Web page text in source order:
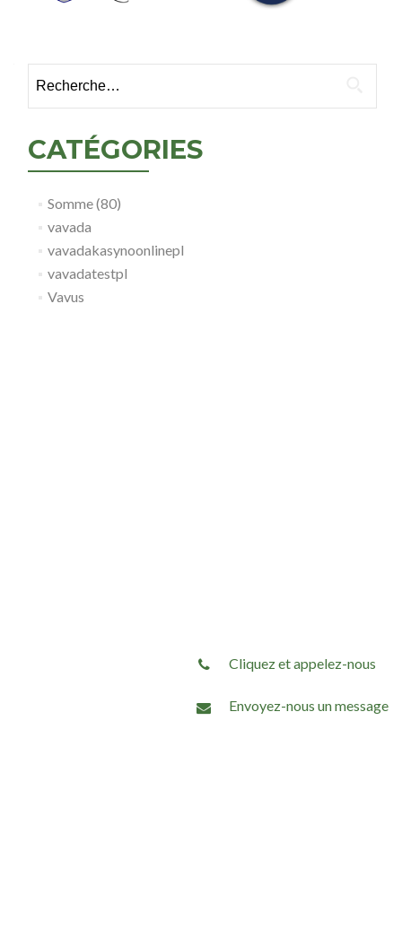
CATÉGORIES
Somme (80)
vavada
vavadakasynoonlinepl
vavadatestpl
Vavus
Cliquez et appelez-nous
Envoyez-nous un message